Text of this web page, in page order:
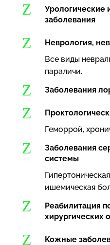
Z
Урологические
заболевания
Z
Неврология,
Все виды
параличи.
Z Заболевания
Z
Геморрой,
Z
Заболевания
системы
ишемическая
Z
Реабилитация
хирургических
Z
Кожные